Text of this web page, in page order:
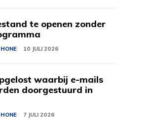
te openen zonder
10 JULI 2026
waarbij e-mails
doorgestuurd in
7 JULI 2026